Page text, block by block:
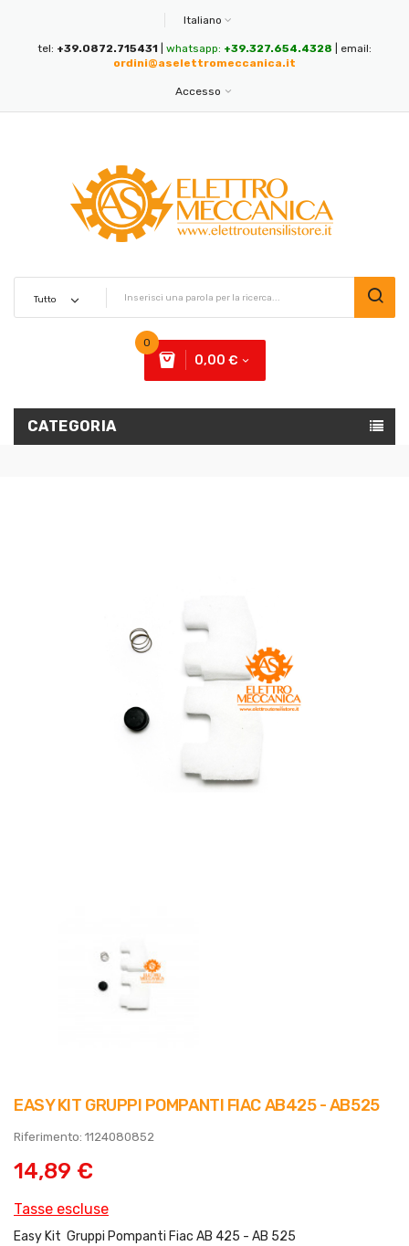
Italiano
tel: +39.0872.715431 whatsapp: +39.327.654.4328 | email:
ordini@aselettromeccanica.it
Accesso
0
0,00 €
CATEGORIA
EASY KIT GRUPPI POMPANTI FIAC AB425 - AB525
Riferimento: 1124080852
14,89 €
Tasse escluse
Easy Kit Gruppi Pompanti Fiac AB 425 - AB 525